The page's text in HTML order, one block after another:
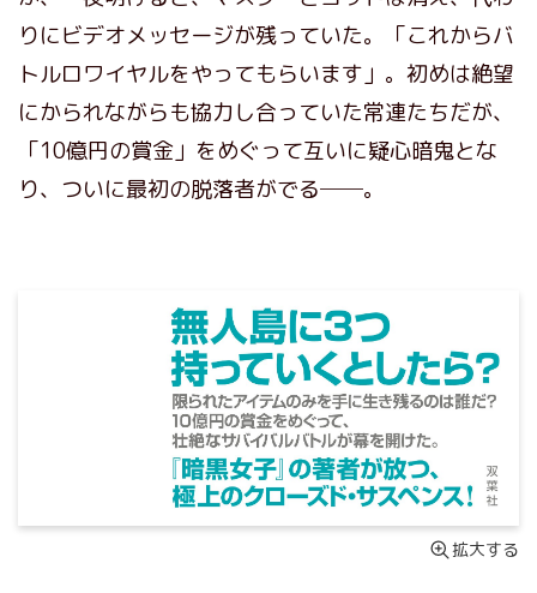
りにビデオメッセージが残っていた。「これからバ
トルロワイヤルをやってもらいます」。初めは絶望
にかられながらも協力し合っていた常連たちだが、
「10億円の賞金」をめぐって互いに疑心暗鬼とな
り、ついに最初の脱落者がでる──。
拡大する